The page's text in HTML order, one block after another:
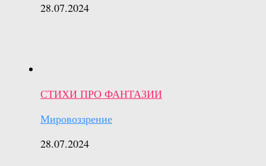
28.07.2024
СТИХИ ПРО ФАНТАЗИИ
Мировоззрение
28.07.2024